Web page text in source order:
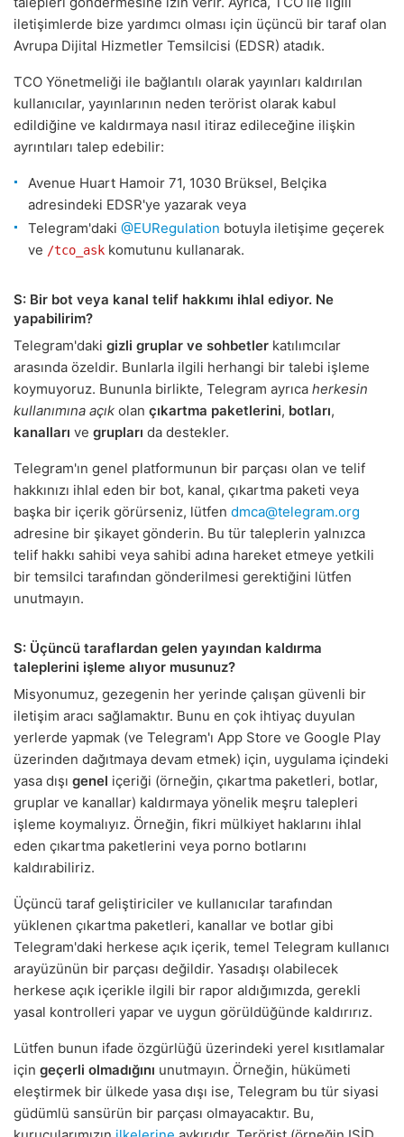
iletişimlerde bize yardımcı olması için üçüncü bir taraf olan
Avrupa Dijital Hizmetler Temsilcisi (EDSR) atadık.
TCO Yönetmeliği ile bağlantılı olarak yayınları kaldırılan
kullanıcılar, yayınlarının neden terörist olarak kabul
edildiğine ve kaldırmaya nasıl itiraz edileceğine ilişkin
ayrıntıları talep edebilir:
Avenue Huart Hamoir 71, 1030 Brüksel, Belçika
adresindeki EDSR'ye yazarak veya
Telegram'daki @EURegulation botuyla iletişime geçerek
ve /tco_ask komutunu kullanarak.
S: Bir bot veya kanal telif hakkımı ihlal ediyor. Ne
yapabilirim?
Telegram'daki gizli gruplar ve sohbetler katılımcılar
arasında özeldir. Bunlarla ilgili herhangi bir talebi işleme
koymuyoruz. Bununla birlikte, Telegram ayrıca herkesin
kullanımına açık olan çıkartma paketlerini, botları,
kanalları ve grupları da destekler.
Telegram'ın genel platformunun bir parçası olan ve telif
hakkınızı ihlal eden bir bot, kanal, çıkartma paketi veya
başka bir içerik görürseniz, lütfen dmca@telegram.org
adresine bir şikayet gönderin. Bu tür taleplerin yalnızca
telif hakkı sahibi veya sahibi adına hareket etmeye yetkili
bir temsilci tarafından gönderilmesi gerektiğini lütfen
unutmayın.
S: Üçüncü taraflardan gelen yayından kaldırma
taleplerini işleme alıyor musunuz?
Misyonumuz, gezegenin her yerinde çalışan güvenli bir
iletişim aracı sağlamaktır. Bunu en çok ihtiyaç duyulan
yerlerde yapmak (ve Telegram'ı App Store ve Google Play
üzerinden dağıtmaya devam etmek) için, uygulama içindeki
yasa dışı genel içeriği (örneğin, çıkartma paketleri, botlar,
gruplar ve kanallar) kaldırmaya yönelik meşru talepleri
işleme koymalıyız. Örneğin, fikri mülkiyet haklarını ihlal
eden çıkartma paketlerini veya porno botlarını
kaldırabiliriz.
Üçüncü taraf geliştiriciler ve kullanıcılar tarafından
yüklenen çıkartma paketleri, kanallar ve botlar gibi
Telegram'daki herkese açık içerik, temel Telegram kullanıcı
arayüzünün bir parçası değildir. Yasadışı olabilecek
herkese açık içerikle ilgili bir rapor aldığımızda, gerekli
yasal kontrolleri yapar ve uygun görüldüğünde kaldırırız.
Lütfen bunun ifade özgürlüğü üzerindeki yerel kısıtlamalar
için geçerli olmadığını unutmayın. Örneğin, hükümeti
eleştirmek bir ülkede yasa dışı ise, Telegram bu tür siyasi
güdümlü sansürün bir parçası olmayacaktır. Bu,